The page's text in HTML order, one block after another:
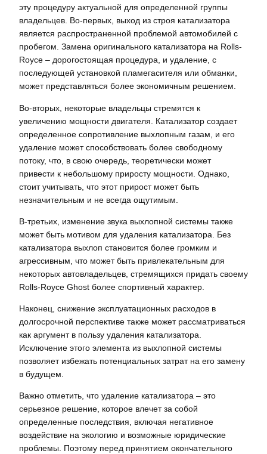
эту процедуру актуальной для определенной группы
владельцев. Во-первых, выход из строя катализатора
является распространенной проблемой автомобилей с
пробегом. Замена оригинального катализатора на Rolls-
Royce – дорогостоящая процедура, и удаление, с
последующей установкой пламегасителя или обманки,
может представляться более экономичным решением.
Во-вторых, некоторые владельцы стремятся к
увеличению мощности двигателя. Катализатор создает
определенное сопротивление выхлопным газам, и его
удаление может способствовать более свободному
потоку, что, в свою очередь, теоретически может
привести к небольшому приросту мощности. Однако,
стоит учитывать, что этот прирост может быть
незначительным и не всегда ощутимым.
В-третьих, изменение звука выхлопной системы также
может быть мотивом для удаления катализатора. Без
катализатора выхлоп становится более громким и
агрессивным, что может быть привлекательным для
некоторых автовладельцев, стремящихся придать своему
Rolls-Royce Ghost более спортивный характер.
Наконец, снижение эксплуатационных расходов в
долгосрочной перспективе также может рассматриваться
как аргумент в пользу удаления катализатора.
Исключение этого элемента из выхлопной системы
позволяет избежать потенциальных затрат на его замену
в будущем.
Важно отметить, что удаление катализатора – это
серьезное решение, которое влечет за собой
определенные последствия, включая негативное
воздействие на экологию и возможные юридические
проблемы. Поэтому перед принятием окончательного